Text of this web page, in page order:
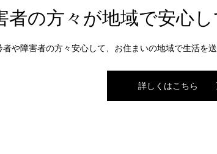
者の方々が地域で安心
や障害者の方々安心して、お住まいの地域で生活を
詳しくはこちら